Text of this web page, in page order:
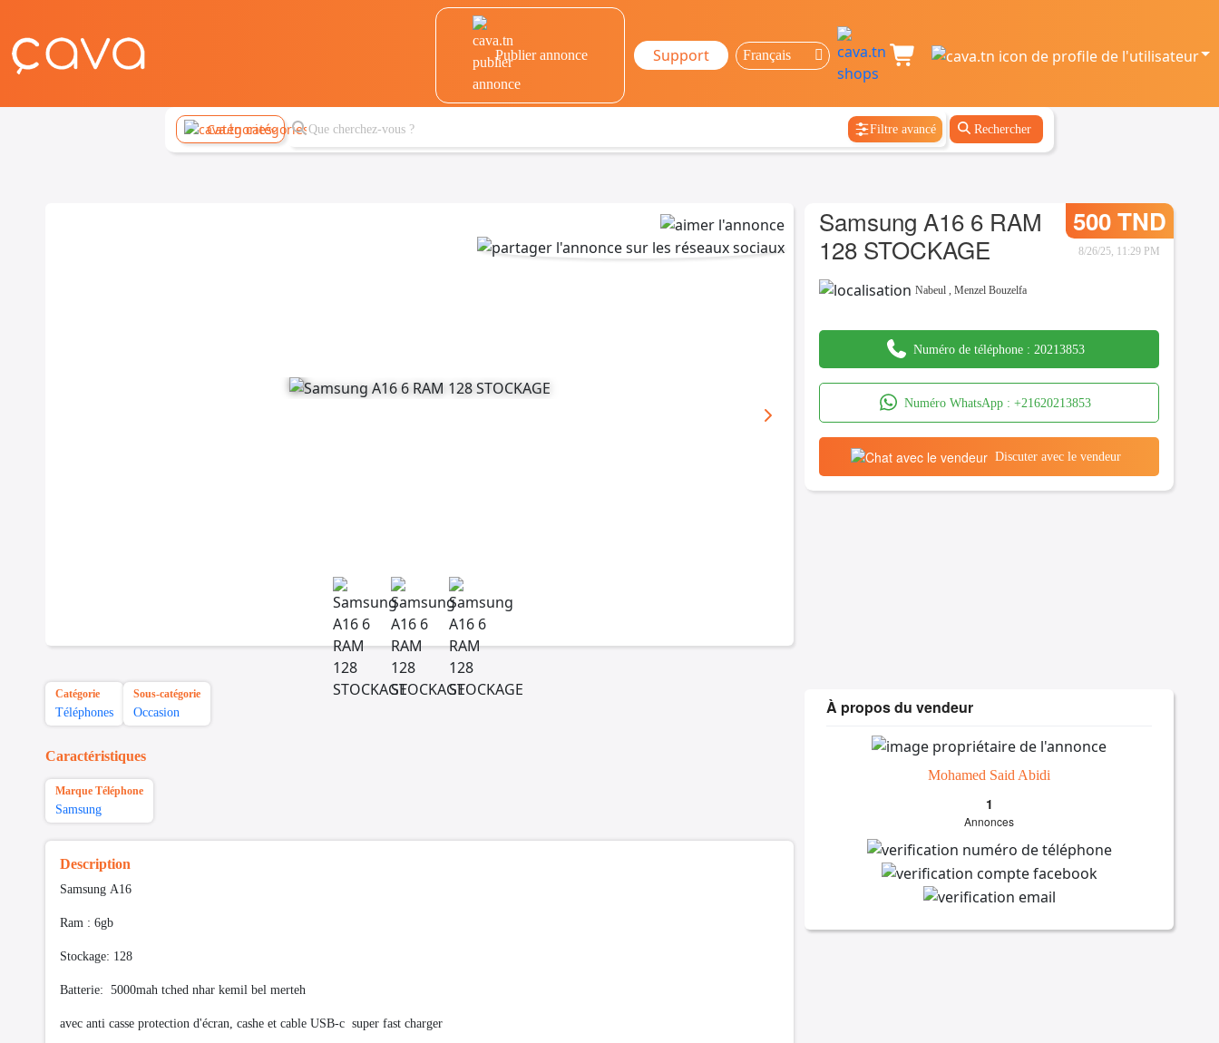
Publier annonce Support
Catégories Filtre avancé Rechercher
Samsung A16 6 RAM
128 STOCKAGE
500 TND
8/26/25, 11:29 PM
Nabeul ,Menzel Bouzelfa
Numéro de téléphone : 20213853
Numéro WhatsApp : +21620213853
Discuter avec le vendeur
Catégorie
Téléphones
Sous-catégorie
Occasion
Caractéristiques
Marque Téléphone
Samsung
Description
Samsung A16
Ram : 6gb
Stockage: 128
Batterie: 5000mah tched nhar kemil bel merteh
avec anti casse protection d'écran, cashe et cable USB-c super fast charger
À propos du vendeur
Mohamed Said Abidi
1
Annonces